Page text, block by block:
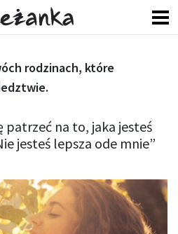
patrzeć na to, jaka jesteś
jesteś lepsza ode mnie”
rodzinach, które